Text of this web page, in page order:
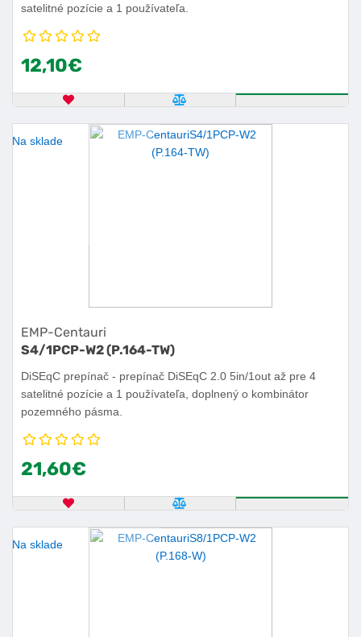
satelitné pozície a 1 používateľa.
12,10€
OBĽÚBENÝ PRODUKT POROVNAŤ PRODUKT
Na sklade
EMP-Centauri
S4/1PCP-W2 (P.164-TW)
DiSEqC prepínač - prepínač DiSEqC 2.0 5in/1out až pre 4
satelitné pozície a 1 používateľa, doplnený o kombinátor
pozemného pásma.
21,60€
OBĽÚBENÝ PRODUKT POROVNAŤ PRODUKT
Na sklade